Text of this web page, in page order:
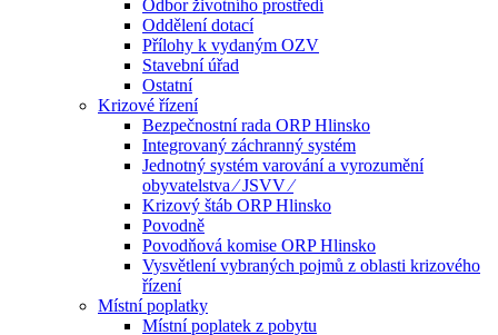
Odbor životního prostředí
Oddělení dotací
Přílohy k vydaným OZV
Stavební úřad
Ostatní
Krizové řízení
Bezpečnostní rada ORP Hlinsko
Integrovaný záchranný systém
Jednotný systém varování a vyrozumění
obyvatelstva ⁄ JSVV ⁄
Krizový štáb ORP Hlinsko
Povodně
Povodňová komise ORP Hlinsko
Vysvětlení vybraných pojmů z oblasti krizového
řízení
Místní poplatky
Místní poplatek z pobytu